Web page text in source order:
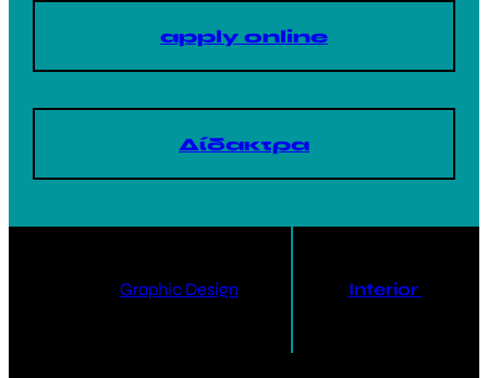
apply online
Δίδακτρα
Graphic Design Interior Design